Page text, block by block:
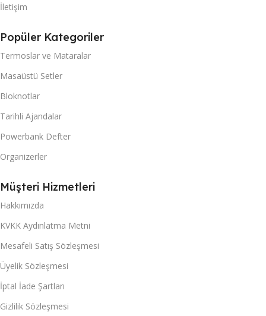
İletişim
Popüler Kategoriler
Termoslar ve Mataralar
Masaüstü Setler
Bloknotlar
Tarihli Ajandalar
Powerbank Defter
Organizerler
Müşteri Hizmetleri
Hakkımızda
KVKK Aydınlatma Metni
Mesafeli Satış Sözleşmesi
Üyelik Sözleşmesi
İptal İade Şartları
Gizlilik Sözleşmesi